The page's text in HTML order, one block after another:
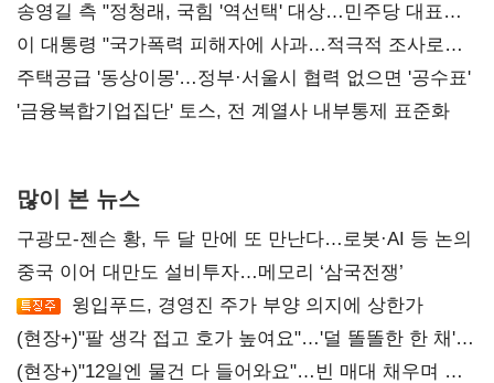
리모델링' 제안
송영길 측 "정청래, 국힘 '역선택' 대상…민주당 대표로
총선 지휘 못해"
이 대통령 "국가폭력 피해자에 사과…적극적 조사로
진실 밝혀야"
주택공급 '동상이몽'…정부·서울시 협력 없으면 '공수표'
'금융복합기업집단' 토스, 전 계열사 내부통제 표준화
많이 본 뉴스
구광모-젠슨 황, 두 달 만에 또 만난다…로봇·AI 등 논의
중국 이어 대만도 설비투자…메모리 ‘삼국전쟁’
윙입푸드, 경영진 주가 부양 의지에 상한가
(현장+)"팔 생각 접고 호가 높여요"…'덜 똘똘한 한 채'
20억 키맞추기
(현장+)"12일엔 물건 다 들어와요"…빈 매대 채우며 문